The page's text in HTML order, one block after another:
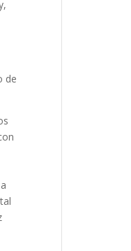
de